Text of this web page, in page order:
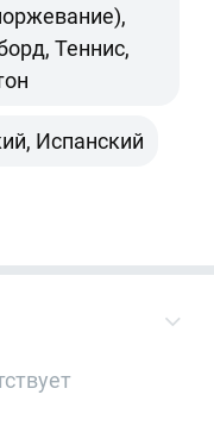
Теннис,
Испанский